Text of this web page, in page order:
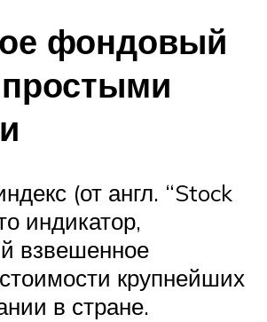
фондовый
(от англ. “Stock
индикатор,
взвешенное
крупнейших
в стране.